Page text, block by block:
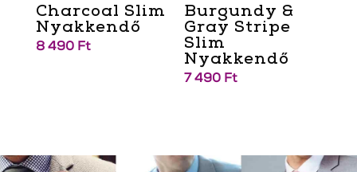
Charcoal Slim
Nyakkendő
8 490 Ft
Burgundy &
Gray Stripe
Slim
Nyakkendő
7 490 Ft